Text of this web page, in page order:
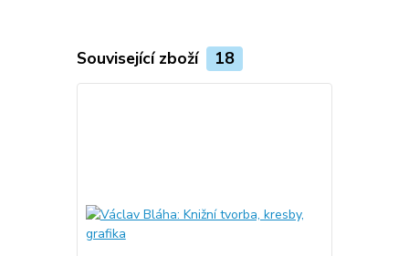
Související zboží 18